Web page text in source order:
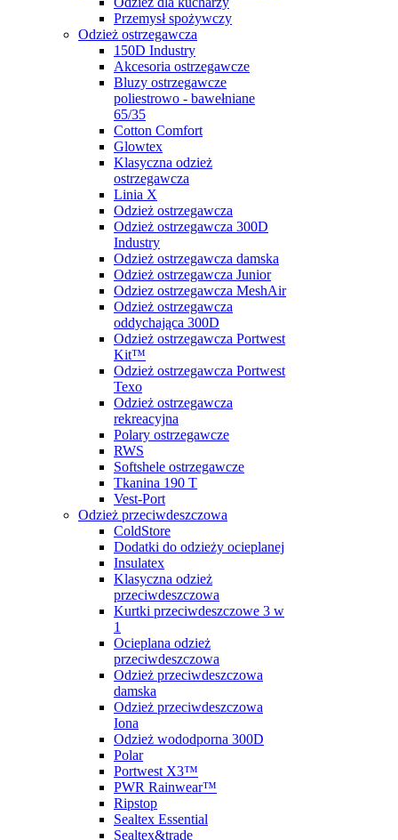
Przemysł spożywczy
Odzież ostrzegawcza
150D Industry
Akcesoria ostrzegawcze
Bluzy ostrzegawcze
poliestrowo - bawełniane
65/35
Cotton Comfort
Glowtex
Klasyczna odzież
ostrzegawcza
Linia X
Odzież ostrzegawcza
Odzież ostrzegawcza 300D
Industry
Odzież ostrzegawcza damska
Odzież ostrzegawcza Junior
Odziez ostrzegawcza MeshAir
Odzież ostrzegawcza
oddychająca 300D
Odzież ostrzegawcza Portwest
Kit™
Odzież ostrzegawcza Portwest
Texo
Odzież ostrzegawcza
rekreacyjna
Polary ostrzegawcze
RWS
Softshele ostrzegawcze
Tkanina 190 T
Vest-Port
Odzież przeciwdeszczowa
ColdStore
Dodatki do odzieży ocieplanej
Insulatex
Klasyczna odzież
przeciwdeszczowa
Kurtki przeciwdeszczowe 3 w
1
Ocieplana odzież
przeciwdeszczowa
Odzież przeciwdeszczowa
damska
Odzież przeciwdeszczowa
Iona
Odzież wododporna 300D
Polar
Portwest X3™
PWR Rainwear™
Ripstop
Sealtex Essential
Sealtex&trade